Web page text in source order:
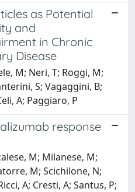
as Potential
and
in Chronic
Disease
M; Neri, T; Roggi, M;
S; Vagaggini, B;
A; Paggiaro, P
response
M; Milanese, M;
M; Scichilone, N;
A; Cresti, A; Santus, P;